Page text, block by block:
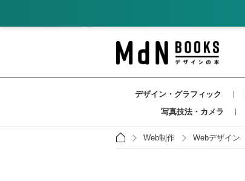
デザイン・グラフィック
写真技法・カメラ
Web制作 Webデザイン